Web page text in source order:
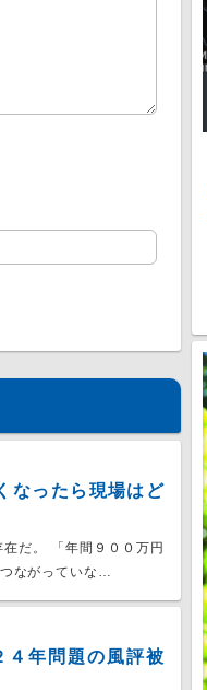
なったら現場はど
だ。 「年間９００万円
ながっていな…
年問題の風評被